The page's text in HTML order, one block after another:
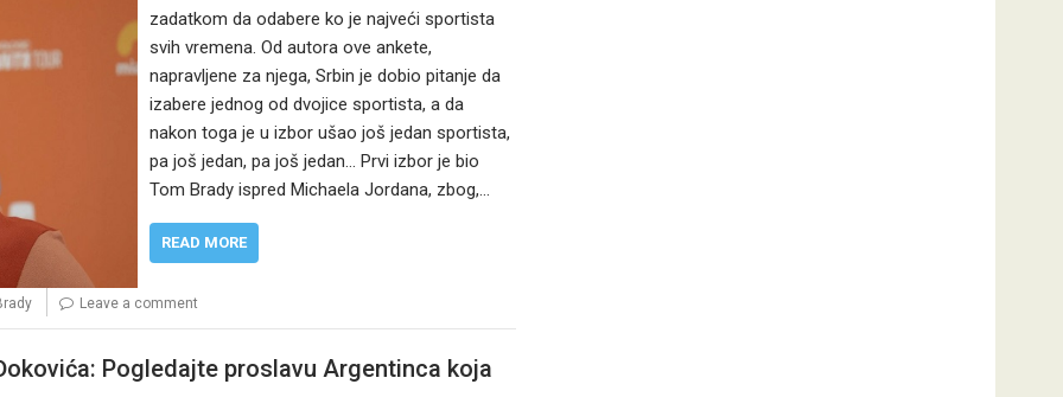
zadatkom da odabere ko je najveći sportista
svih vremena. Od autora ove ankete,
napravljene za njega, Srbin je dobio pitanje da
izabere jednog od dvojice sportista, a da
nakon toga je u izbor ušao još jedan sportista,
pa još jedan, pa još jedan… Prvi izbor je bio
Tom Brady ispred Michaela Jordana, zbog,…
READ MORE
Leave a comment
Pogledajte proslavu Argentinca koja